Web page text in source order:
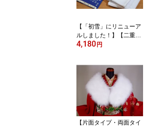
【「初雪」にリニューア
ルしました！】【二重ネ
ル足袋・冬用ストレッチ
L・LL・3L・4L）」【1
通のDM便で1足のみ】
4,180円
【片面タイプ・両面タイ